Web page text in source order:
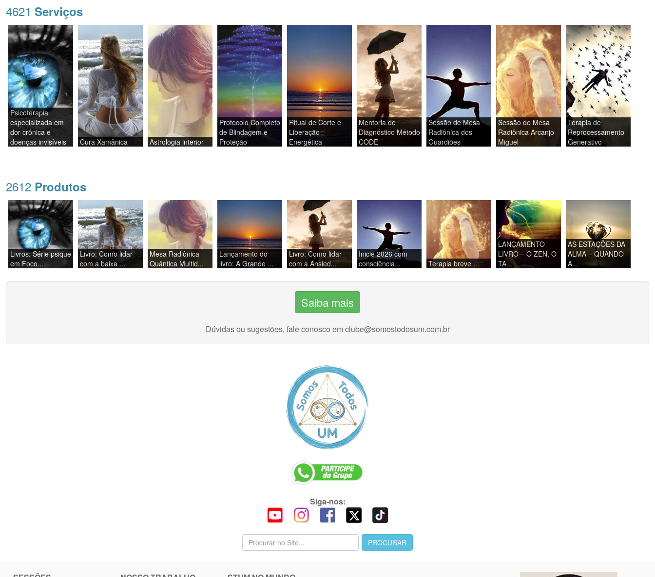
4621 Serviços
Psicoterapia
especializada em
dor crônica e
doenças invisíveis
Cura Xamânica Astrologia interior
Protocolo Completo
de Blindagem e
Proteção
Ritual de Corte e
Liberação
Energética
Mentoria de
Diagnóstico Método
CODE
Sessão de Mesa
Radiônica dos
Guardiões
Sessão de Mesa
Radiônica Arcanjo
Miguel
Terapia de
Reprocessamento
Generativo
2612 Produtos
Livros: Série psique
em Foco...
Livro: Como lidar
com a baixa ...
Mesa Radiônica
Quântica Multid...
Lançamento do
livro: A Grande ...
Livro: Como lidar
com a Ansied...
Inicie 2026 com
consciência...
Terapia breve ...
LANÇAMENTO
LIVRO – O ZEN, O
TA...
AS ESTAÇÕES DA
ALMA – QUANDO
A...
Saiba mais
Dúvidas ou sugestões, fale conosco em clube@somostodosum.com.br
Siga-nos: